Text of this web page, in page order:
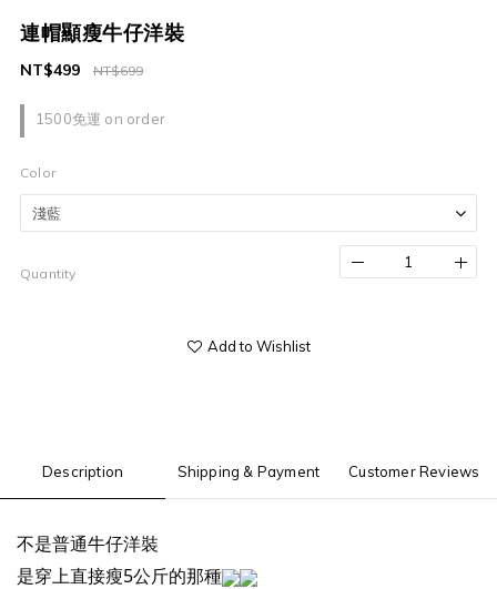
連帽顯瘦牛仔洋裝
1500免運 on order
NT$699
NT$499
Color
Quantity
Add to Wishlist
Description Shipping & Payment Customer Reviews
不是普通牛仔洋裝
是穿上直接瘦5公斤的那種